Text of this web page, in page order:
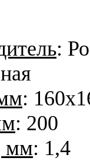
:
:
: 200
мм: 1,4